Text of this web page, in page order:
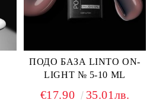
ПОДО БАЗА LINTO ON-
LIGHT № 5-10 ML
€17.90 35.01лв.